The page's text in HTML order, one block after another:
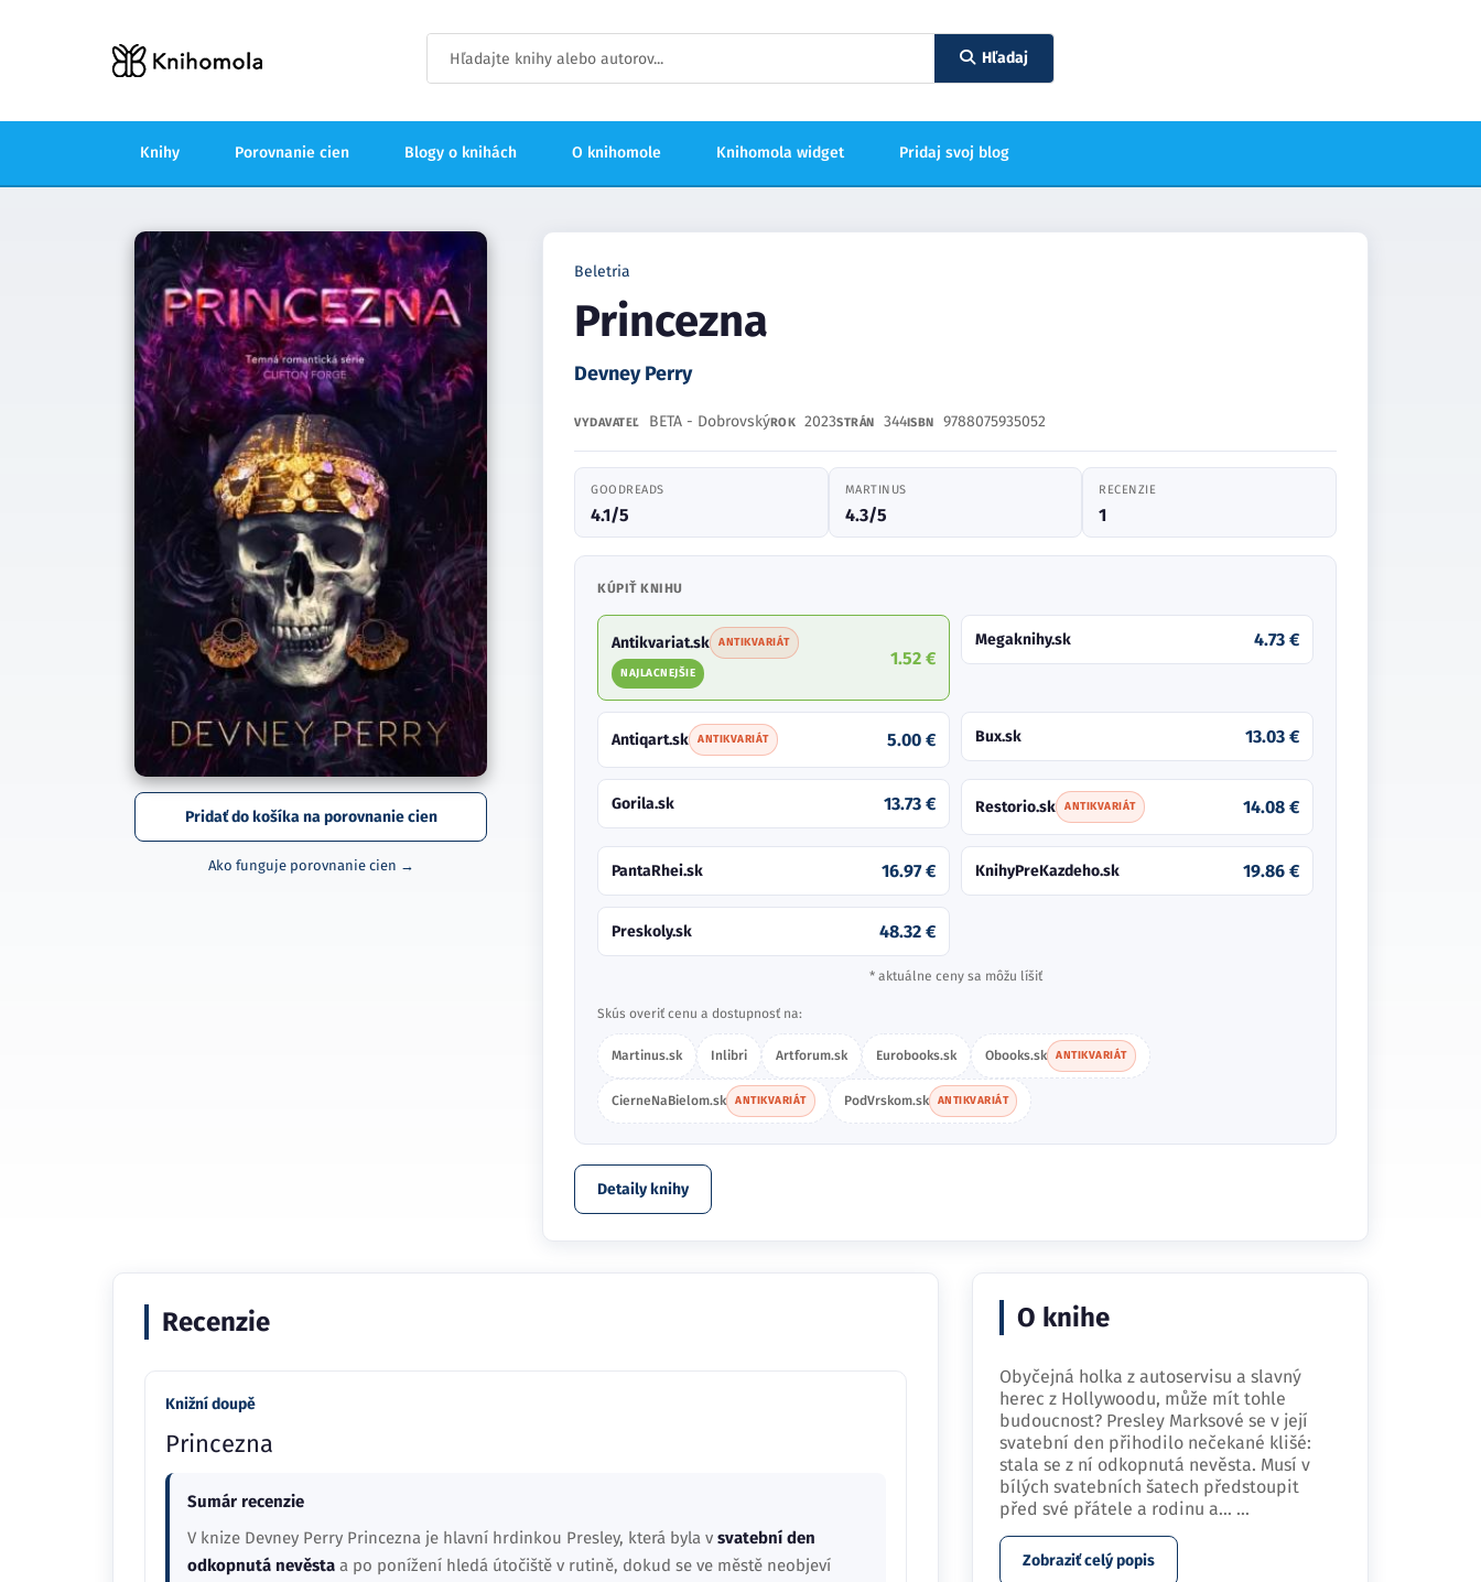
Hľadaj
Knihy Porovnanie cien Blogy o knihách O knihomole Knihomola widget Pridaj svoj blog
Pridať do košíka na porovnanie cien
Ako funguje porovnanie cien →
Beletria
Princezna
Devney Perry
VYDAVATEĽ BETA - DobrovskýROK 2023STRÁN 344ISBN 9788075935052
GOODREADS
4.1/5
MARTINUS
4.3/5
RECENZIE
1
KÚPIŤ KNIHU
Antikvariat.sk ANTIKVARIÁT
NAJLACNEJŠIE
1.52 €
Megaknihy.sk 4.73 €
Antiqart.sk ANTIKVARIÁT 5.00 € Bux.sk 13.03 €
Gorila.sk 13.73 € Restorio.sk ANTIKVARIÁT 14.08 €
PantaRhei.sk 16.97 € KnihyPreKazdeho.sk 19.86 €
Preskoly.sk 48.32 €
* aktuálne ceny sa môžu líšiť
Skús overiť cenu a dostupnosť na:
Martinus.sk Inlibri Artforum.sk Eurobooks.sk Obooks.sk ANTIKVARIÁT
CierneNaBielom.sk ANTIKVARIÁT PodVrskom.sk ANTIKVARIÁT
Detaily knihy
Recenzie
Knižní doupě
Princezna
Sumár recenzie
V knize Devney Perry Princezna je hlavní hrdinkou Presley, která byla v svatební den
odkopnutá nevěsta a po ponížení hledá útočiště v rutině, dokud se ve městě neobjeví
O knihe
Obyčejná holka z autoservisu a slavný
herec z Hollywoodu, může mít tohle
budoucnost? Presley Marksové se v její
svatební den přihodilo nečekané klišé:
stala se z ní odkopnutá nevěsta. Musí v
bílých svatebních šatech předstoupit
před své přátele a rodinu a… ...
Zobraziť celý popis